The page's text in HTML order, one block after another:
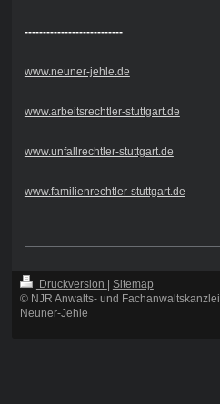
---------------------------
www.neuner-jehle.de
www.arbeitsrechtler-stuttgart.de
www.unfallrechtler-stuttgart.de
www.familienrechtler-stuttgart.de
Druckversion | Sitemap
© NJR Anwalts- und Fachanwaltskanzlei
Neuner-Jehle